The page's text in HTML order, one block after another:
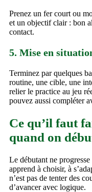
Prenez un fer court ou
et un objectif clair : bon
contact.
5. Mise en
Terminez par quelques
routine, une cible, une
relier le practice au jeu
pouvez aussi compléter
Ce qu’il faut
quand on
Le débutant ne
apprend à choisir, à
n’est pas de tenter des
d’avancer avec logique.